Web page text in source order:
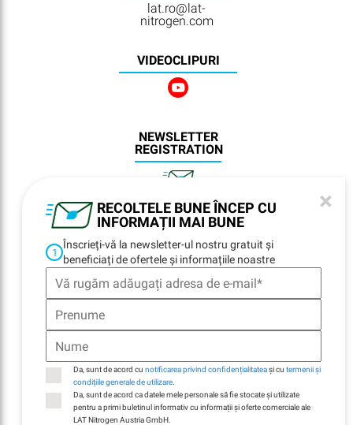
RECOLTELE BUNE ÎNCEP CU
INFORMAȚII MAI BUNE
×
1
Înscrieți-vă la newsletter-ul nostru gratuit și
beneficiați de ofertele și informațiile noastre
Da, sunt de acord cu notificarea privind confidențialitateași cu termenii și
condițiile generale de utilizare
Da, sunt de acord ca datele mele personale să fie stocate și utilizate
pentru a primi buletinul informativ cu informații și oferte comerciale ale
LAT Nitrogen Austria GmbH.
lat.ro@lat-
nitrogen.com
VIDEOCLIPURI
NEWSLETTER
REGISTRATION
NAVIGARE
Home
Locații
Contacte
E-Billing
Companie